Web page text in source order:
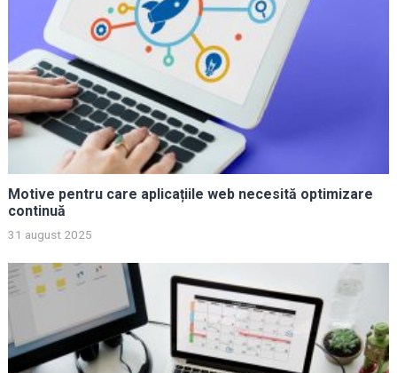
Motive pentru care aplicațiile web necesită optimizare
continuă
31 august 2025